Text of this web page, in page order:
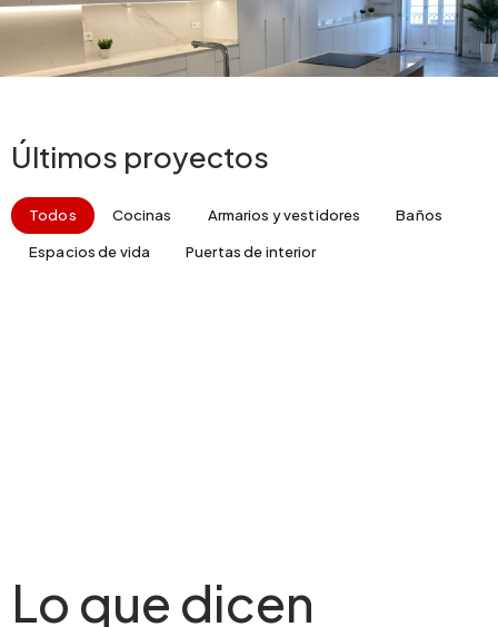
Últimos proyectos
Todos Cocinas Armarios y vestidores Baños
Espacios de vida Puertas de interior
Lo que dicen